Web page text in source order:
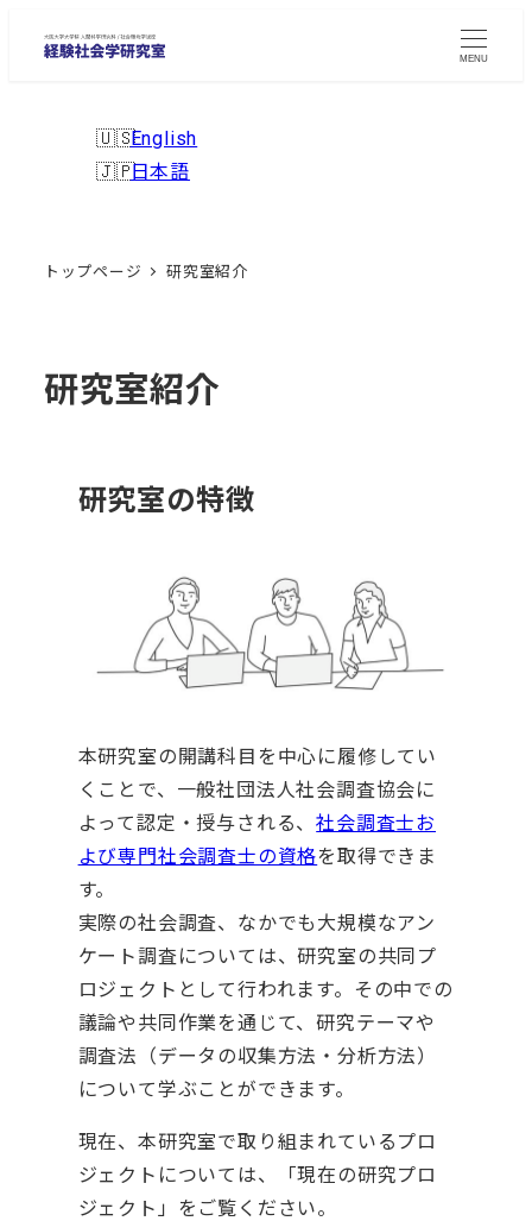
MENU
English
日本語
トップページ 研究室紹介
研究室紹介
研究室の特徴
本研究室の開講科目を中心に履修してい
くことで、一般社団法人社会調査協会に
よって認定・授与される、社会調査士お
よび専門社会調査士の資格を取得できま
す。
実際の社会調査、なかでも大規模なアン
ケート調査については、研究室の共同プ
ロジェクトとして行われます。その中での
議論や共同作業を通じて、研究テーマや
調査法（データの収集方法・分析方法）
について学ぶことができます。
現在、本研究室で取り組まれているプロ
ジェクトについては、「現在の研究プロ
ジェクト」をご覧ください。